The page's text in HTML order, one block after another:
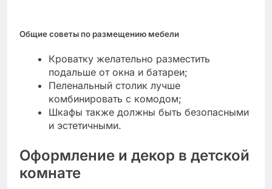
Общие советы по размещению мебели
Кроватку желательно разместить
подальше от окна и батареи;
Пеленальный столик лучше
комбинировать с комодом;
Шкафы также должны быть безопасными
и эстетичными.
Оформление и декор в детской
комнате